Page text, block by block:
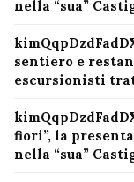
nella “sua”
sentiero e
escursionisti
fiori”, la
nella “sua”